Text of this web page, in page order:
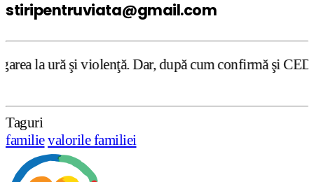
stiripentruviata@gmail.com
Dar, după cum confirmă şi CEDO în cazul
Taguri
familievalorile familiei